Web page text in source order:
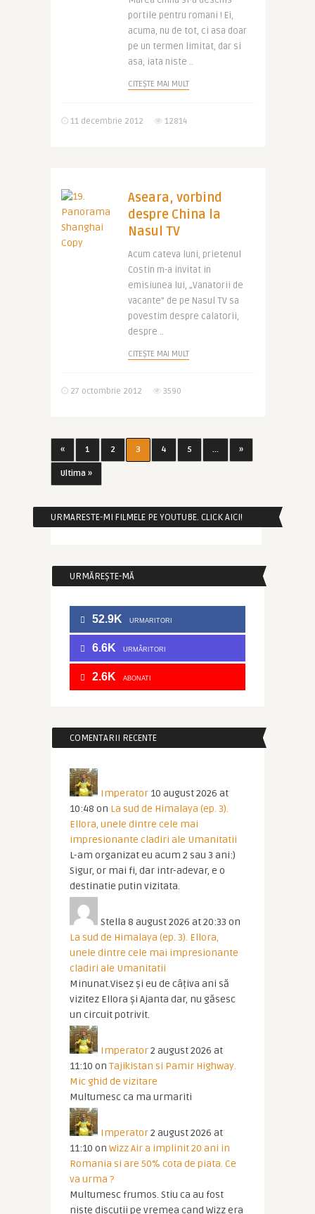
portile pentru romani ! Ei,
acuma, nu de tot, ci asa doar
pe un termen limitat, dar si
asa, iata niste ..
CITEȘTE MAI MULT
11 decembrie 2012 12814
Aseara, vorbind
despre China la
Nasul TV
Acum cateva luni, prietenul
Costin m-a invitat in
emisiunea lui, „Vanatorii de
vacante” de pe Nasul TV sa
povestim despre calatorii,
despre ..
CITEȘTE MAI MULT
27 octombrie 2012 3590
« 1 2 3 4 5 ... »
Ultima »
URMARESTE-MI FILMELE PE YOUTUBE. CLICK AICI!
URMĂREȘTE-MĂ
52.9K URMARITORI
6.6K URMĂRITORI
2.6K ABONATI
COMENTARII RECENTE
Imperator10 august 2026 at
10:48 on La sud de Himalaya (ep. 3).
Ellora, unele dintre cele mai
impresionante cladiri ale Umanitatii
L-am organizat eu acum 2 sau 3 ani:)
Sigur, or mai fi, dar intr-adevar, e o
destinatie putin vizitata.
Stella 8 august 2026 at 20:33 on
La sud de Himalaya (ep. 3). Ellora,
unele dintre cele mai impresionante
cladiri ale Umanitatii
Minunat.Visez și eu de câțiva ani să
vizitez Ellora și Ajanta dar, nu găsesc
un circuit potrivit.
Imperator2 august 2026 at
11:10 on Tajikistan si Pamir Highway.
Mic ghid de vizitare
Multumesc ca ma urmariti
Imperator2 august 2026 at
11:10 on Wizz Air a implinit 20 ani in
Romania si are 50% cota de piata. Ce
va urma ?
Multumesc frumos. Stiu ca au fost
niste discutii pe vremea cand Wizz era